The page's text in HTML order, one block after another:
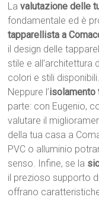
Lavalutazione delle
fondamentale ed è
tapparellista a
il design delle
stile e all’architettura
colori e stili disponibili.
Neppure l’isolamento
parte: con Eugenio,
valutare il
della tua casa a
PVC o alluminio
senso. Infine, se la
il prezioso supporto
offrano